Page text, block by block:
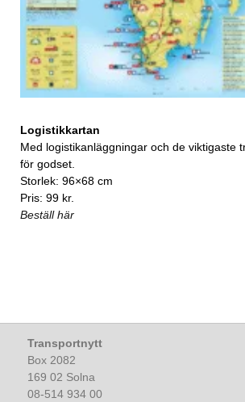
Logistikkartan
Med logistikanläggningar och de viktigaste
för godset.
Storlek: 96×68 cm
Pris: 99 kr.
Beställ här
Transportnytt
Box 2082
169 02 Solna
08-514 934 00